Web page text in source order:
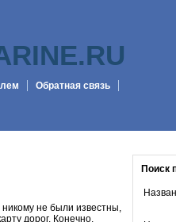
Обратная связь
Поиск
никому не были известны,
дорог. Конечно,